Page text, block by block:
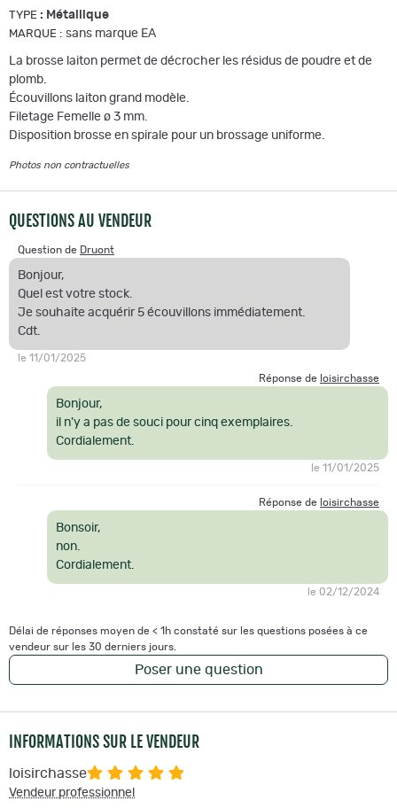
TYPE : Métallique
MARQUE : sans marque EA
La brosse laiton permet de décrocher les résidus de poudre et de
plomb.
Écouvillons laiton grand modèle.
Filetage Femelle ø 3 mm.
Disposition brosse en spirale pour un brossage uniforme.
Photos non contractuelles
QUESTIONS AU VENDEUR
Question de Druont
Bonjour,
Quel est votre stock.
Je souhaite acquérir 5 écouvillons immédiatement.
Cdt.
le 11/01/2025
Réponse de loisirchasse
Bonjour,
il n'y a pas de souci pour cinq exemplaires.
Cordialement.
le 11/01/2025
Réponse de loisirchasse
Bonsoir,
non.
Cordialement.
le 02/12/2024
Délai de réponses moyen de < 1h constaté sur les questions posées à ce
vendeur sur les 30 derniers jours.
Poser une question
INFORMATIONS SUR LE VENDEUR
loisirchasse
Vendeur professionnel